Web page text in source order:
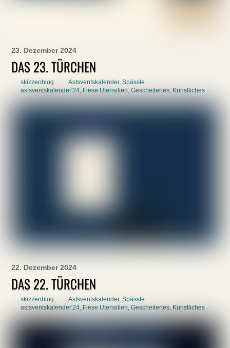
23. Dezember 2024
DAS 23. TÜRCHEN
skizzenblog Astsventskalender,Spässle
astsventskalender'24, Fiese Utensilien,Gescheitertes, Künstliches
22. Dezember 2024
DAS 22. TÜRCHEN
skizzenblog Astsventskalender,Spässle
astsventskalender'24, Fiese Utensilien,Gescheitertes, Künstliches